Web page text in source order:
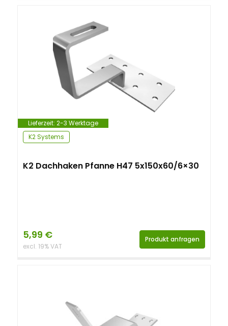
Lieferzeit: 2-3 Werktage
K2 Systems
K2 Dachhaken Pfanne H47 5x150x60/6×30
5,99 €
excl. 19% VAT
Produkt anfragen